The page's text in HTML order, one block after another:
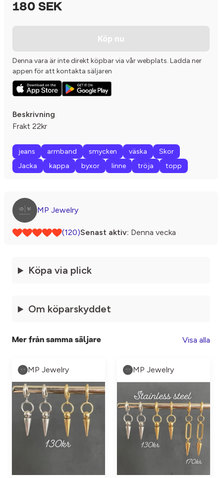
180 SEK
Köp nu
Denna vara är inte direkt köpbar via vår webplats. Ladda ner
appen för att kontakta säljaren
Beskrivning
Frakt 22kr
jeans armband smycken väska
Skor
Jacka
kappa byxor linne tröja topp
MP Jewelry
(120)Senast aktiv: Denna vecka
Köpa via plick
Om köparskyddet
Mer från samma säljare Visa alla
MP Jewelry MP Jewelry